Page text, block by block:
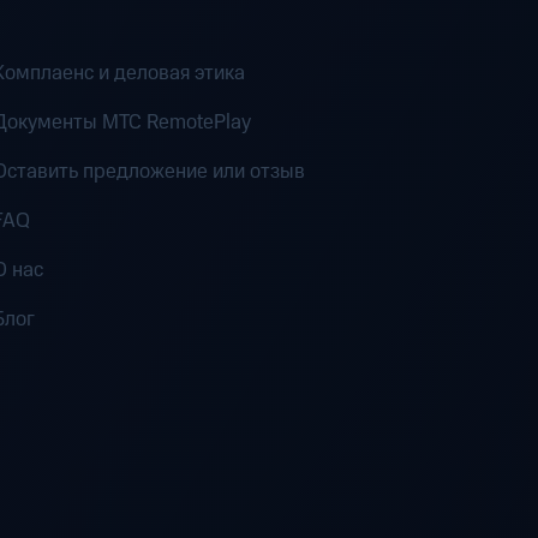
и деловая этика
MTC RemotePlay
предложение или отзыв
нас